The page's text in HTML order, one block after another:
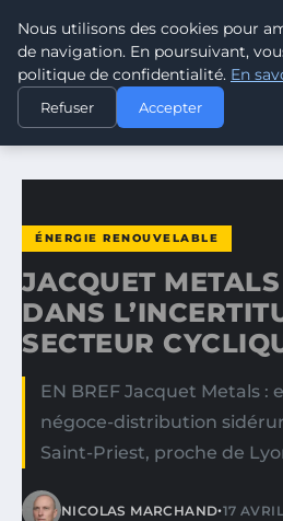
CLIMATE
ACCUEIL
ÉNERGIE RENOUVELABLE
JACQUET METALS : NAVIGUER
ÉNERGIE RENOUVELABLE
JACQUET
DANS
SECTEUR
EN BREF Jacquet Metals :
négoce-distribution
Saint-Priest, proche de
NICOLAS MARCHAND•17
Nous utilisons des cookies pour
de navigation. En poursuivant,
politique de confidentialité. En
Refuser Accepter